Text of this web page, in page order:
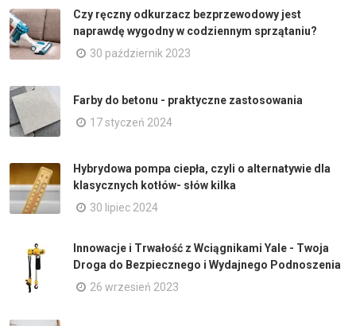
Czy ręczny odkurzacz bezprzewodowy jest
naprawdę wygodny w codziennym sprzątaniu?
30 październik 2023
Farby do betonu - praktyczne zastosowania
17 styczeń 2024
Hybrydowa pompa ciepła, czyli o alternatywie dla
klasycznych kotłów- słów kilka
30 lipiec 2024
Innowacje i Trwałość z Wciągnikami Yale - Twoja
Droga do Bezpiecznego i Wydajnego Podnoszenia
26 wrzesień 2023